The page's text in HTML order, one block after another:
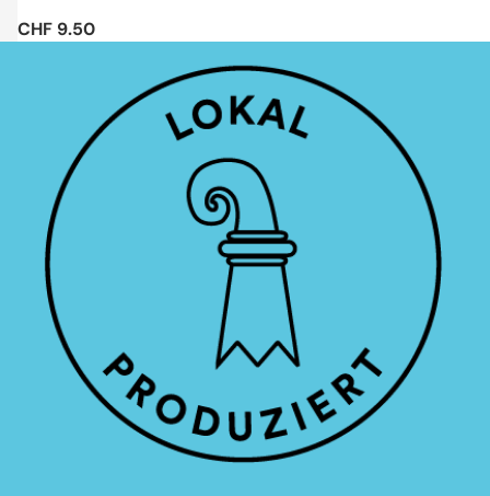
CHF 9.50